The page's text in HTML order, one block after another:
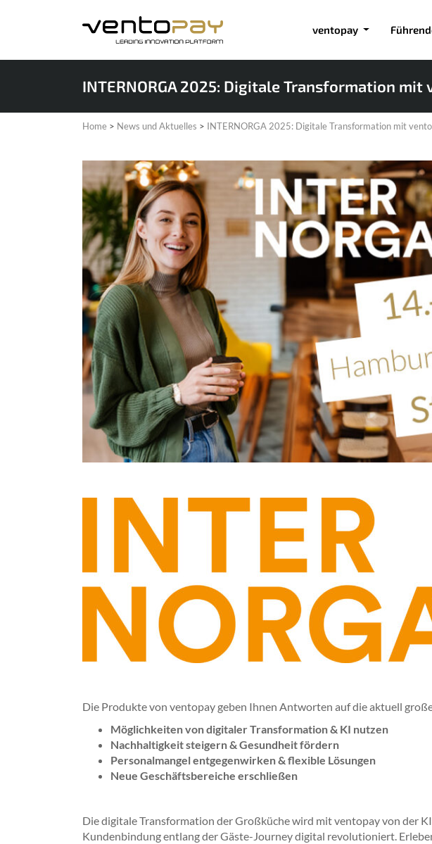
ventopay
INTERNORGA 2025: Digitale Transformation mit
Home > News und Aktuelles > INTERNORGA 2025: Digitale Transformation mit
Die Produkte von ventopay geben Ihnen Antworten auf die aktuell
Möglichkeiten von digitaler Transformation & KI nutzen
Nachhaltigkeit steigern & Gesundheit fördern
Personalmangel entgegenwirken & flexible Lösungen
Neue Geschäftsbereiche erschließen
Die digitale Transformation der Großküche wird mit ventopay von der
Kundenbindung entlang der Gäste-Journey digital revolutioniert.